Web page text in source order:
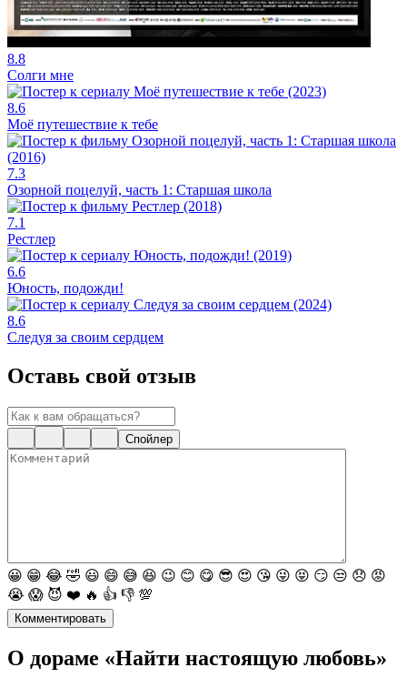
8.8
Солги мне
8.6
Моё путешествие к тебе
7.3
Озорной поцелуй, часть 1: Старшая школа
7.1
Рестлер
6.6
Юность, подожди!
8.6
Следуя за своим сердцем
Оставь свой отзыв
Спойлер
😀 😁 😂 🤣 😃 😄 😅 😆 😉 😊 😋 😎 😍 😘 😜 😝 😏 😒 😞 😡
😭 😱 😈 ❤️ 🔥 👍 👎 💯
Комментировать
О дораме «Найти настоящую любовь»